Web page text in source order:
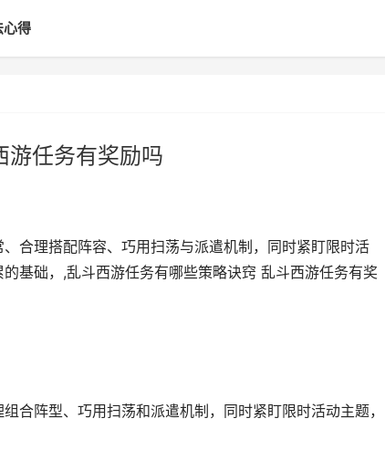
心得
游任务有奖励吗
合理搭配阵容、巧用扫荡与派遣机制，同时紧盯限时活
基础，,乱斗西游任务有哪些策略诀窍 乱斗西游任务有奖
合阵型、巧用扫荡和派遣机制，同时紧盯限时活动主题，